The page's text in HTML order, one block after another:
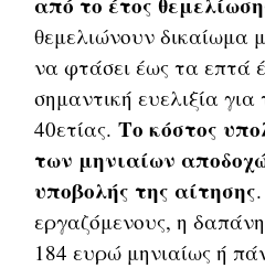
θεμελιώνουν δικαίωμα
να φτάσει έως τα επτά
σημαντική ευελιξία
40ετίας.Το κόστος
των μηνιαίων
υποβολής της αίτησης
εργαζόμενους, η
184 ευρώ μηνιαίως ή